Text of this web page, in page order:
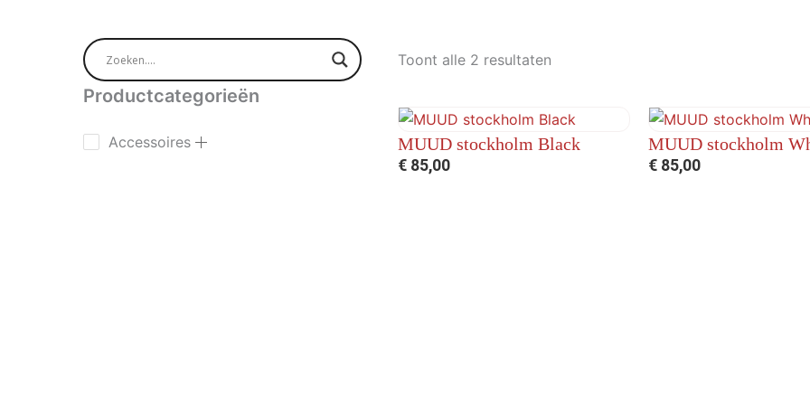
Productcategorieën
Accessoires
Toont alle 2 resultaten
MUUD stockholm Black
€ 85,00
MUUD stockholm
€ 85,00